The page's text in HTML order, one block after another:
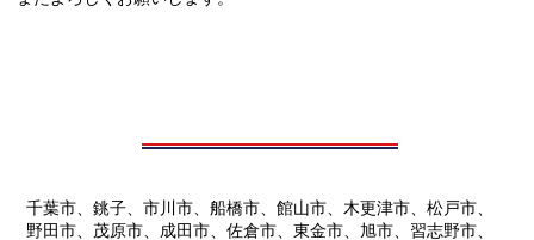
千葉市、銚子、市川市、船橋市、館山市、木更津市、松戸市、
野田市、茂原市、成田市、佐倉市、東金市、旭市、習志野市、